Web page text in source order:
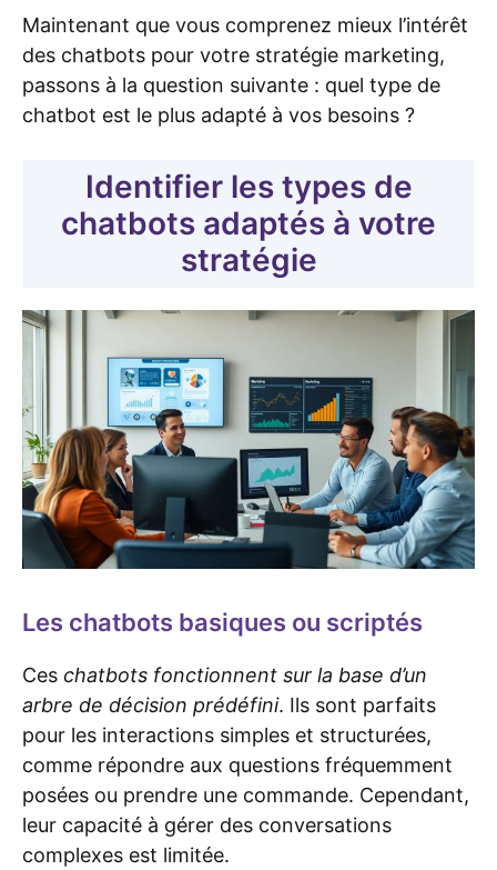
Maintenant que vous comprenez mieux l’intérêt
des chatbots pour votre stratégie marketing,
passons à la question suivante : quel type de
chatbot est le plus adapté à vos besoins ?
Identifier les types de
chatbots adaptés à votre
stratégie
Les chatbots basiques ou scriptés
Ces chatbots fonctionnent sur la base d’un
arbre de décision prédéfini. Ils sont parfaits
pour les interactions simples et structurées,
comme répondre aux questions fréquemment
posées ou prendre une commande. Cependant,
leur capacité à gérer des conversations
complexes est limitée.